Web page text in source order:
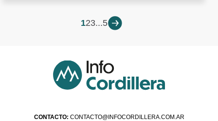
123...5
CONTACTO: CONTACTO@INFOCORDILLERA.COM.AR